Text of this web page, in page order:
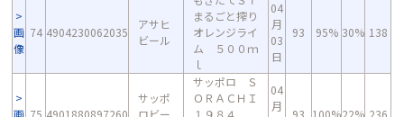
画
像
74 4904230062035
アサヒ
ビール
まるごと搾り
オレンジライ
ム ５００ｍ
ｌ
04
月
03
日
93 95% 30% 138
画 75 4901880897260
サッポ
ロビー
サッポロ Ｓ
ＯＲＡＣＨＩ
１９８４
04
月
93 100%22% 236